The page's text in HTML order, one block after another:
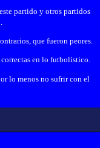
partido y otros partidos
que fueron peores.
correctas en lo futbolístico.
lo menos no sufrir con el